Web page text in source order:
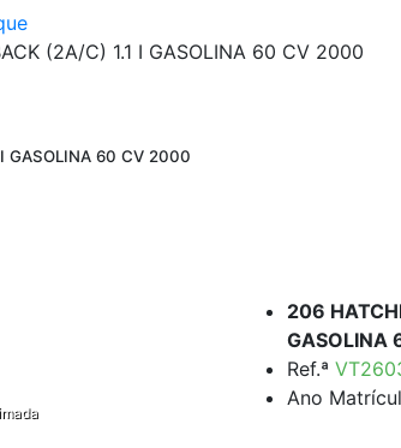
(2A/C) 1.1 I GASOLINA 60 CV 2000
GASOLINA 60 CV 2000
206
GASOLINA
Ref.ª
Ano